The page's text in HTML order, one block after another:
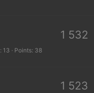
1 532
13 Points 38
1 523